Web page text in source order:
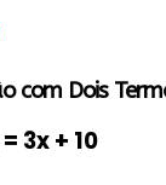
com Dois
3x + 10